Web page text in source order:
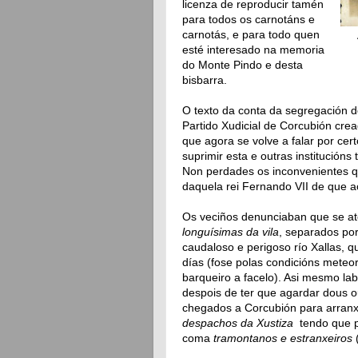
licenza de reproducir tamén
para todos os carnotáns e
carnotás, e para todo quen
esté interesado na memoria
do Monte Pindo e desta
bisbarra.
O texto da conta da segregación
Partido Xudicial de Corcubión
que agora se volve a falar por
suprimir esta e outras institucións
Non perdades os inconvenientes
daquela rei Fernando VII de que
Os veciños denunciaban que se
longuísimas da vila , separados
caudaloso e perigoso río Xallas,
días (fose polas condicións
barqueiro a facelo). Asi mesmo
despois de ter que agardar dous
chegados a Corcubión para
despachos da Xustiza tendo que
coma tramontanos e estranxeiros